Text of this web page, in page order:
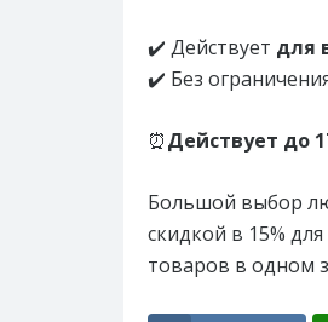
✔️ Действует для
✔️ Без
⏰Действует до
Большой выбор
скидкой в 15%
товаров в одном